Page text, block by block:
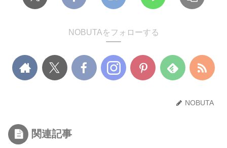
NOBUTAをフォローする
NOBUTA
関連記事